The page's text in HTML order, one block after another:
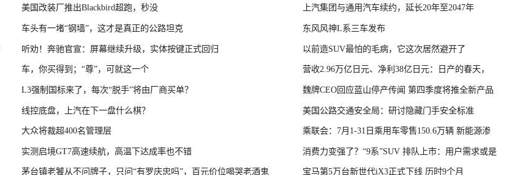
美国改装厂推出Blackbird超跑，秒没
车头有一堵“钢墙”，这才是真正的公路坦克
听劝！奔驰官宣：屏幕继续升级，实体按键正式回归
车，你买得到；“尊”，可就这一个
L3强制国标来了，每次“脱手”将由厂商买单？
线控底盘，上汽在下一盘什么棋？
大众将裁超400名管理层
实测启境GT7高速续航，高温下达成率也不错
茅台镇老饕从不问牌子，只问“有罗庆忠吗”，百元价位喝哭老酒鬼
上汽集团与通用汽车续约，延长20年至2047年
东风风神L系三车发布
以前造SUV最怕的毛病，它这次居然避开了
营收2.96万亿日元、净利38亿日元：日产的春天，
回来了
魏牌CEO回应蓝山停产传闻 第四季度将推全新产品
美国公路交通安全局：研讨隐藏门手安全标准
乘联会：7月1-31日乘用车零售150.6万辆 新能源渗
透率64.4%
消费力变强了？“9系”SUV 排队上市：用户需求或是
主因
宝马第5万台新世代iX3正式下线 历时9个月